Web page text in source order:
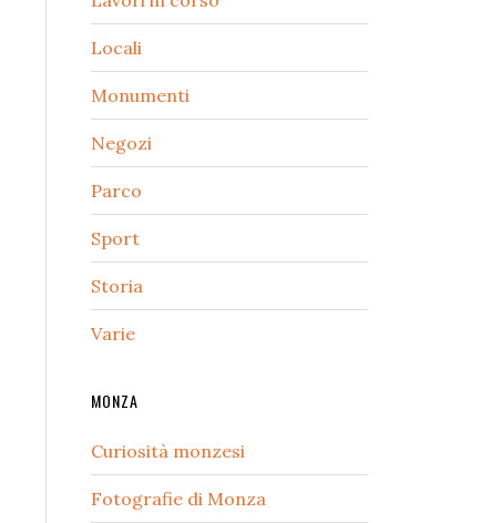
Locali
Monumenti
Negozi
Parco
Sport
Storia
Varie
MONZA
Curiosità monzesi
Fotografie di Monza